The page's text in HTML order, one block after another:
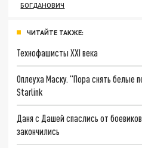
БОГДАНОВИЧ
ЧИТАЙТЕ ТАКЖЕ:
Технофашисты XXI века
Оплеуха Маску. "Пора снять белые
Starlink
Даня с Дашей спаслись от
закончились